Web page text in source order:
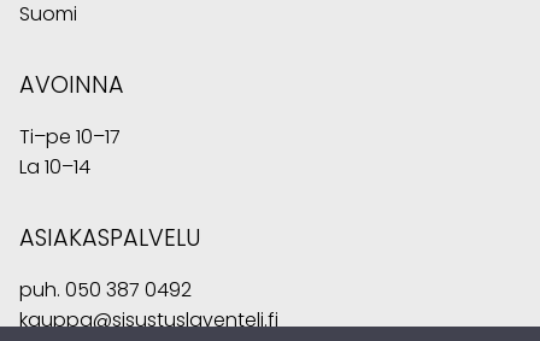
Suomi
AVOINNA
Ti–pe 10–17
La 10–14
ASIAKASPALVELU
puh. 050 387 0492
kauppa@sisustuslaventeli.fi